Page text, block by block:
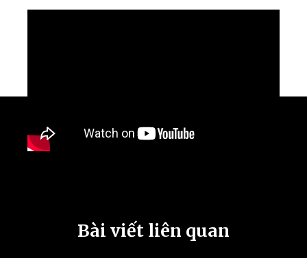
Bài viết liên quan